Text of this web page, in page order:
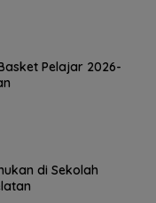
Pelajar 2026-
di Sekolah